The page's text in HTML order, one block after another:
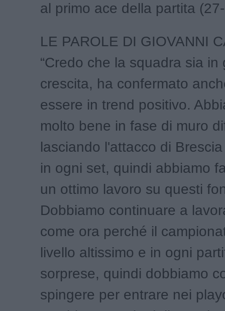
al primo ace della partita
LE PAROLE DI GIOVANNI
“Credo che la squadra sia in
crescita, ha confermato
essere in trend positivo.
molto bene in fase di muro
lasciando l'attacco di
in ogni set, quindi abbiamo
un ottimo lavoro su questi
Dobbiamo continuare a
come ora perché il
livello altissimo e in ogni
sorprese, quindi dobbiamo
spingere per entrare nei